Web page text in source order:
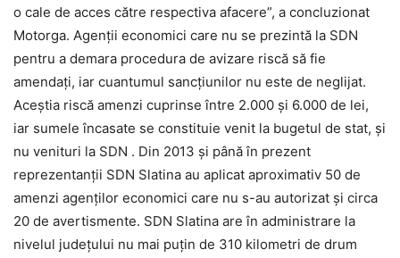
o cale de acces către respectiva afacere”, a concluzionat
Motorga. Agenții economici care nu se prezintă la SDN
pentru a demara procedura de avizare riscă să fie
amendați, iar cuantumul sancțiunilor nu este de neglijat.
Aceștia riscă amenzi cuprinse între 2.000 şi 6.000 de lei,
iar sumele încasate se constituie venit la bugetul de stat, și
nu venituri la SDN . Din 2013 şi până în prezent
reprezentanții SDN Slatina au aplicat aproximativ 50 de
amenzi agenților economici care nu s-au autorizat și circa
20 de avertismente. SDN Slatina are în administrare la
nivelul județului nu mai puțin de 310 kilometri de drum